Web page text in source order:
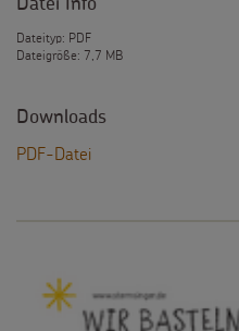
Datei Info
Dateityp: PDF
Dateigröße: 7,7 MB
Downloads
PDF-Datei